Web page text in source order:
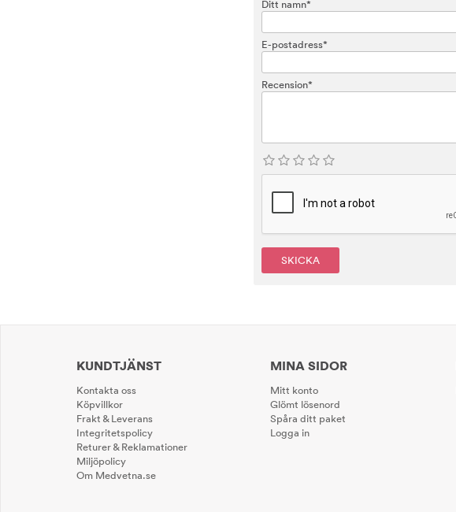
Ditt namn*
E-postadress*
Recension*
SKICKA
KUNDTJÄNST
Kontakta oss
Köpvillkor
Frakt & Leverans
Integritetspolicy
Returer & Reklamationer
Miljöpolicy
Om Medvetna.se
MINA SIDOR
Mitt konto
Glömt lösenord
Spåra ditt paket
Logga in